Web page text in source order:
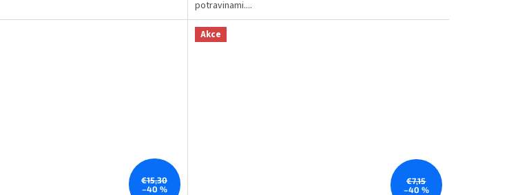
potravinami....
€15,30
–40 %
Akce
€7,15
–40 %